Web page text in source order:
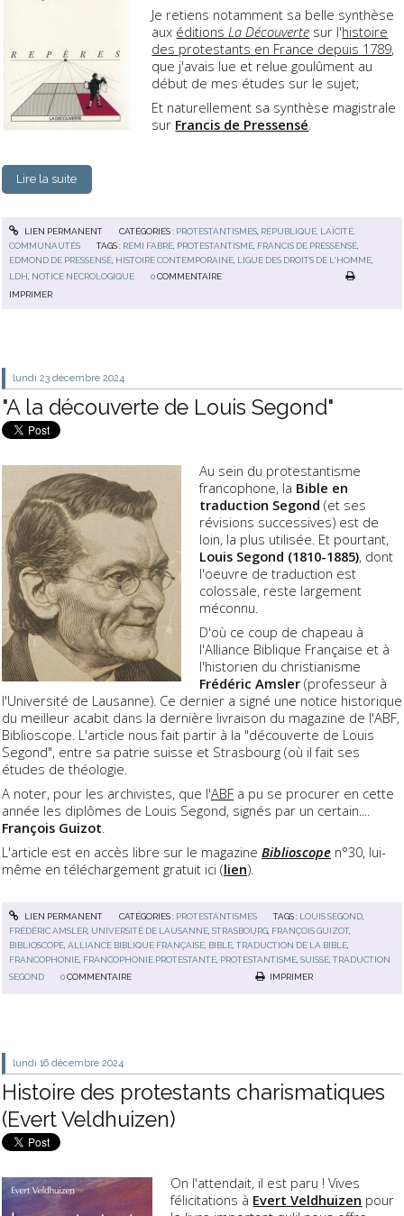
Je retiens notamment sa belle synthèse
aux éditions La Découverte sur l'histoire
des protestants en France depuis 1789,
que j'avais lue et relue goulûment au
début de mes études sur le sujet;
Et naturellement sa synthèse magistrale
sur Francis de Pressensé
Lire la suite
LIEN PERMANENT CATÉGORIES : PROTESTANTISMES, RÉPUBLIQUE, LAÏCITÉ,
COMMUNAUTÉS
TAGS : RÉMI FABRE PROTESTANTISME FRANCIS DE PRESSENSÉ
EDMOND DE PRESSENSÉ HISTOIRE CONTEMPORAINE LIGUE DES DROITS DE L'HOMME
LDH, NOTICE NÉCROLOGIQUE 0 COMMENTAIRE
IMPRIMER
lundi 23 décembre 2024
"A la découverte de Louis Segond"
Au sein du protestantisme
francophone, la Bible en
traduction Segond(et ses
révisions successives) est de
loin, la plus utilisée. Et pourtant,
Louis Segond (1810-1885), dont
l'oeuvre de traduction est
colossale, reste largement
méconnu.
D'où ce coup de chapeau à
l'Alliance Biblique Française et à
l'historien du christianisme
Frédéric Amsler (professeur à
l'Université de Lausanne). Ce dernier a signé une notice historique
du meilleur acabit dans la dernière livraison du magazine de l'ABF,
Biblioscope. L'article nous fait partir à la "découverte de Louis
Segond", entre sa patrie suisse et Strasbourg (où il fait ses
études de théologie.
A noter, pour les archivistes, que l'ABF a pu se procurer en cette
année les diplômes de Louis Segond, signés par un certain....
François Guizot.
L'article est en accès libre sur le magazine Biblioscope n°30, lui-
même en téléchargement gratuit ici (lien).
LIEN PERMANENT CATÉGORIES : PROTESTANTISMES TAGS : LOUIS SEGOND
FRÉDÉRIC AMSLER UNIVERSITÉ DE LAUSANNE ,STRASBOURG FRANÇOIS GUIZOT,
BIBLIOSCOPE ,ALLIANCE BIBLIQUE FRANÇAISE BIBLE ,TRADUCTION DE LA BIBLE
FRANCOPHONIE FRANCOPHONIE PROTESTANTE PROTESTANTISME ,SUISSE ,TRADUCTION
SEGOND
0 COMMENTAIRE IMPRIMER
lundi 16 décembre 2024
Histoire des protestants charismatiques
(Evert Veldhuizen)
On l'attendait, il est paru ! Vives
félicitations à Evert Veldhuizen pour